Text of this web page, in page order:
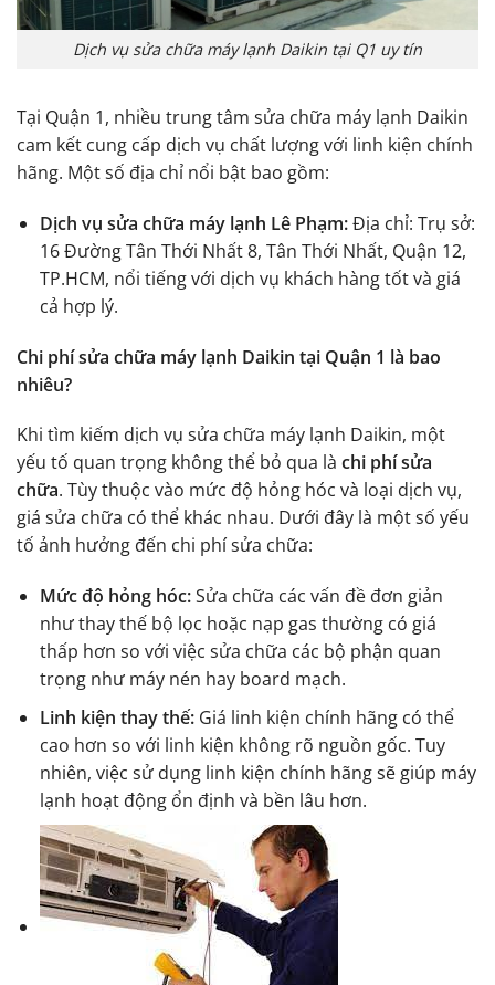
Dịch vụ sửa chữa máy lạnh Daikin tại Q1 uy tín
Tại Quận 1, nhiều trung tâm sửa chữa máy lạnh Daikin
cam kết cung cấp dịch vụ chất lượng với linh kiện chính
hãng. Một số địa chỉ nổi bật bao gồm:
Dịch vụ sửa chữa máy lạnh Lê Phạm:Địa chỉ: Trụ sở:
16 Đường Tân Thới Nhất 8, Tân Thới Nhất, Quận 12,
TP.HCM, nổi tiếng với dịch vụ khách hàng tốt và giá
cả hợp lý.
Chi phí sửa chữa máy lạnh Daikin tại Quận 1 là bao
nhiêu?
Khi tìm kiếm dịch vụ sửa chữa máy lạnh Daikin, một
yếu tố quan trọng không thể bỏ qua là chi phí sửa
chữa. Tùy thuộc vào mức độ hỏng hóc và loại dịch vụ,
giá sửa chữa có thể khác nhau. Dưới đây là một số yếu
tố ảnh hưởng đến chi phí sửa chữa:
Mức độ hỏng hóc:Sửa chữa các vấn đề đơn giản
như thay thế bộ lọc hoặc nạp gas thường có giá
thấp hơn so với việc sửa chữa các bộ phận quan
trọng như máy nén hay board mạch.
Linh kiện thay thế:Giá linh kiện chính hãng có thể
cao hơn so với linh kiện không rõ nguồn gốc. Tuy
nhiên, việc sử dụng linh kiện chính hãng sẽ giúp máy
lạnh hoạt động ổn định và bền lâu hơn.